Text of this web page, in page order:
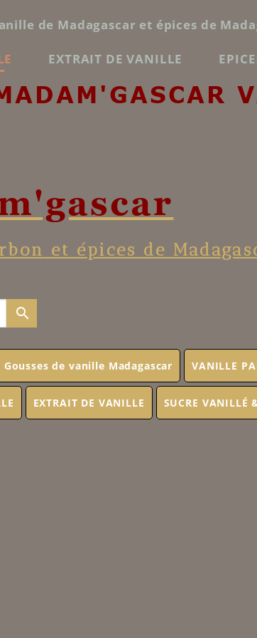
de Madagascar et épices de
EXTRAIT DE VANILLE
et épices de
search
Gousses de vanille Madagascar VANILLE
EXTRAIT DE VANILLE SUCRE VANILLÉ